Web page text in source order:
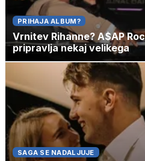
PRIHAJA ALBUM?
Vrnitev Rihanne? A$AP
pripravlja nekaj velikega
SAGA SE NADALJUJE